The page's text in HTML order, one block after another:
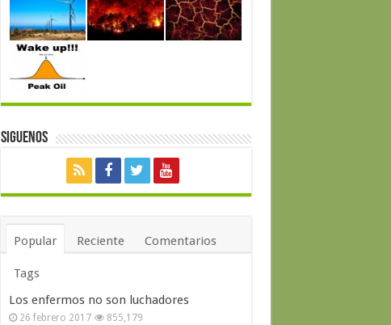
Siguenos
Popular Reciente Comentarios
Tags
Los enfermos no son luchadores
26 febrero 2017 855,179